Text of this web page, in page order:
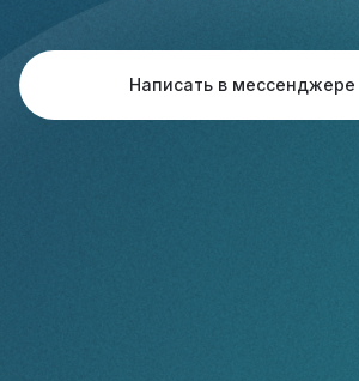
Написать в мессенджере